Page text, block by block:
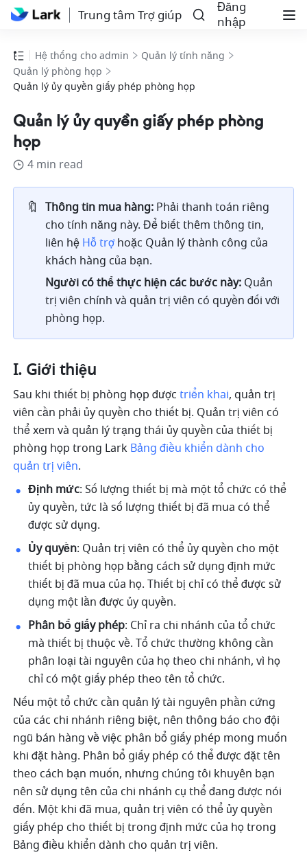
Trung tâm Trợ giúp
Đăng
nhập
Hệ thống cho admin
Quản lý tính năng
Quản lý phòng họp
Quản lý ủy quyền giấy phép phòng họp
Quản lý ủy quyền giấy phép phòng
họp
4 min read
🔖 Thông tin mua hàng: Phải thanh toán riêng
cho tính năng này. Để biết thêm thông tin,
liên hệ Hỗ trợ hoặc Quản lý thành công của
khách hàng của bạn.
Người có thể thực hiện các bước này: Quản
trị viên chính và quản trị viên có quyền đối với
phòng họp.
I. Giới thiệu
Sau khi thiết bị phòng họp được triển khai, quản trị
viên cần phải ủy quyền cho thiết bị. Quản trị viên có
thể xem và quản lý trạng thái ủy quyền của thiết bị
phòng họp trong Lark Bảng điều khiển dành cho
quản trị viên.
Định mức: Số lượng thiết bị mà một tổ chức có thể
ủy quyền, tức là số lượng thiết bị đã mua có thể
được sử dụng.
Ủy quyền: Quản trị viên có thể ủy quyền cho một
thiết bị phòng họp bằng cách sử dụng định mức
thiết bị đã mua của họ. Thiết bị chỉ có thể được sử
dụng một lần được ủy quyền.
Phân bổ giấy phép: Chỉ ra chi nhánh của tổ chức
mà thiết bị thuộc về. Tổ chức thường không cần
phân loại tài nguyên của họ theo chi nhánh, vì họ
chỉ có một giấy phép theo tên tổ chức.
Nếu một tổ chức cần quản lý tài nguyên phần cứng
của các chi nhánh riêng biệt, nên thông báo cho đội
ngũ bán hàng về việc phân bổ giấy phép mong muốn
khi đặt hàng. Phân bổ giấy phép có thể được đặt tên
theo cách bạn muốn, nhưng chúng tôi khuyên bạn
nên sử dụng tên của chi nhánh cụ thể đang được nói
đến. Một khi đã mua, quản trị viên có thể ủy quyền
giấy phép cho thiết bị trong định mức của họ trong
Bảng điều khiển dành cho quản trị viên.